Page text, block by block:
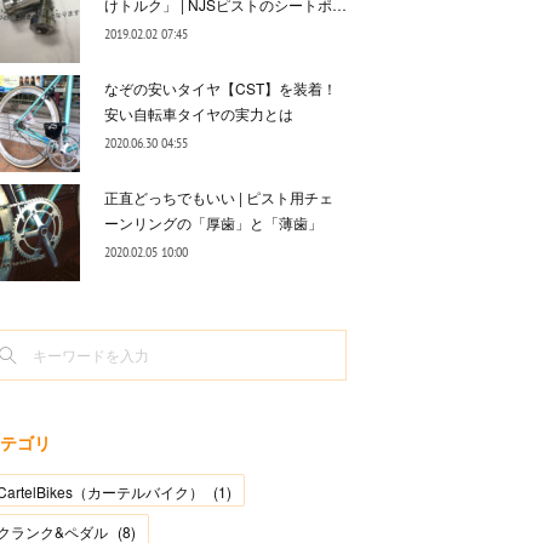
けトルク」 | NJSピストのシートポ…
2019.02.02 07:45
なぞの安いタイヤ【CST】を装着！
安い自転車タイヤの実力とは
2020.06.30 04:55
正直どっちでもいい | ピスト用チェ
ーンリングの「厚歯」と「薄歯」
2020.02.05 10:00
ゴリ
（カーテルバイク） (1)
ランク&ペダル (8)